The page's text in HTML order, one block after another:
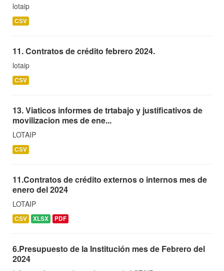
lotaip
CSV
11. Contratos de crédito febrero 2024.
lotaip
CSV
13. Viaticos informes de trtabajo y justificativos de
movilizacion mes de ene...
LOTAIP
CSV
11.Contratos de crédito externos o internos mes de
enero del 2024
LOTAIP
CSV XLSX PDF
6.Presupuesto de la Institución mes de Febrero del
2024